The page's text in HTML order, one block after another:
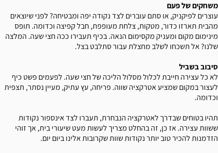
משחקים של פעם
עוצרים לפיקניק, או סתם עוברים לצד נקודה יפה ומבטיחה? לפני שיוצאים
מהבית תארזו כדור, מטקות, צלחת מעופפת, חבל קפיצה וכדומה. תופס
מינימום מקום ומעניק מקסימום הנאה. בכיף תעבירו ככה חצי שעה. המלצה
שלנו? אל תשכחו לשלב מחצלת עבור סתלבט בצל.
סיבוב בשביל
לא כל עצירה חייבת לכלול מסלול הליכה של חצי שעה. לפעמים פשט כיף
לעצור במקום שמציע אטרקציה שווה. פריחה, עץ עתיק, מעיין נסתר, תצפית
וכדומה.
תהיו בטוחים שבדרך לאטרקציה הנבחרת, תעברו לצד אינספור נקודות
ששוות עצירה. אז כן, זה בהחלט מצריך לעשות מעט שיעורי בית, אך זוהי
הזדמנות להכיר טוב יותר נקודות שוות שקרובות אלינו ביום יום.